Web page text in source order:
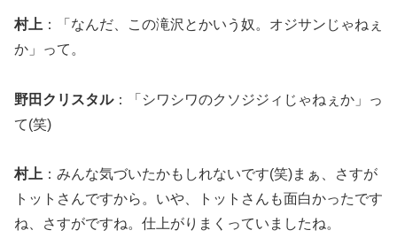
村上 ：「なんだ、この滝沢とかいう奴。オジサンじゃねぇ
か」って。
野田クリスタル：「シワシワのクソジジィじゃねぇか」っ
て(笑)
村上 ：みんな気づいたかもしれないです(笑)まぁ、さすが
トットさんですから。いや、トットさんも面白かったです
ね、さすがですね。仕上がりまくっていましたね。